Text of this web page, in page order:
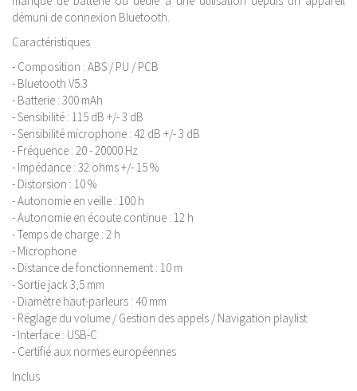
démuni de connexion Bluetooth.
Caractéristiques
- Composition : ABS / PU / PCB
- Bluetooth V5.3
- Batterie : 300 mAh
- Sensibilité : 115 dB +/- 3 dB
- Sensibilité microphone : 42 dB +/- 3 dB
- Fréquence : 20 - 20000 Hz
- Impédance : 32 ohms +/- 15 %
- Distorsion : 10 %
- Autonomie en veille : 100 h
- Autonomie en écoute continue : 12 h
- Temps de charge : 2 h
- Microphone
- Distance de fonctionnement : 10 m
- Sortie jack 3,5 mm
- Diamètre haut-parleurs : 40 mm
- Réglage du volume / Gestion des appels / Navigation playlist
- Interface : USB-C
- Certifié aux normes européennes
Inclus